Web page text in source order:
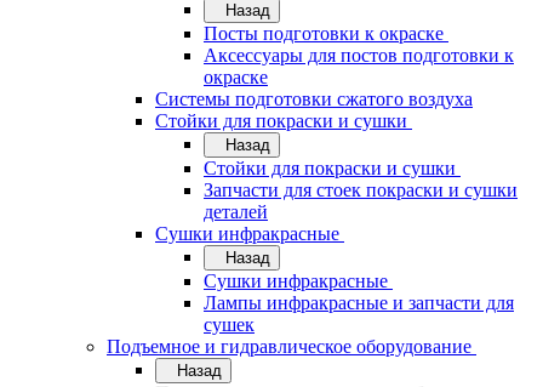
Назад
Посты подготовки к окраске
Аксессуары для постов подготовки к
окраске
Системы подготовки сжатого воздуха
Стойки для покраски и сушки
Назад
Стойки для покраски и сушки
Запчасти для стоек покраски и сушки
деталей
Сушки инфракрасные
Назад
Сушки инфракрасные
Лампы инфракрасные и запчасти для
сушек
Подъемное и гидравлическое оборудование
Назад